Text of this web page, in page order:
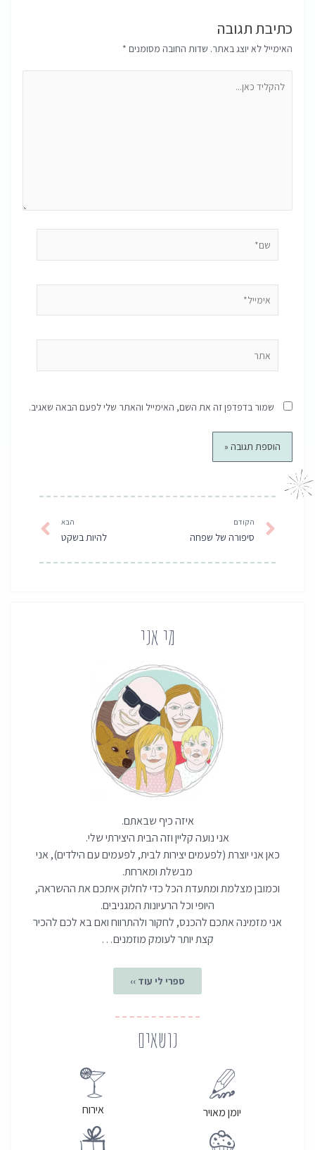
כתיבת תגובה
האימייל לא יוצג באתר. שדות החובה מסומנים *
כאן...
שמור בדפדפן זה את השם, האימייל והאתר שלי לפעם הבאה שאגיב.
הקודם
סיפורה של שפחה
הבא
להיות בשקט
מי אני
איזה כיף שבאתם.
אני נועה קליין וזה הבית היצירתי שלי.
כאן אני יוצרת (לפעמים יצירות לבית, לפעמים עם הילדים), אני
מבשלת ומארחת.
וכמובן מצלמת ומתעדת הכל כדי לחלוק איתכם את ההשראה,
היופי וכל הרעיונות המגניבים.
אני מזמינה אתכם להכנס, לחקור ולהתרווח ואם בא לכם להכיר
קצת יותר לעומק מוזמנים…
ספרי לי עוד ››
נושאים
יומן מאויר אירוח